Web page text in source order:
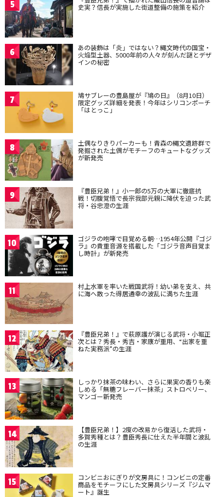
5 史実？信長が実施した街道整備の施策を紹介
6 あの装飾は「炎」ではない？縄文時代の国宝・
火焔型土器、5000年前の人々が刻んだ謎とデザ
インの秘密
7 鳩サブレーの豊島屋が『鳩の日』（8月10日）
限定グッズ詳細を発表！今年はシリコンポーチ
「はとっこ」
8 土偶なりきりパーカーも！青森の縄文遺跡群で
発掘された土偶がモチーフのキュートなグッズ
が新発売
9 『豊臣兄弟！』小一郎の5万の大軍に徹底抗
戦！切腹覚悟で長宗我部元親に降伏を迫った武
将・谷忠澄の生涯
10 ゴジラの咆哮で目覚める朝…1954年公開『ゴジ
ラ』の貴重音源を搭載した「ゴジラ音声目覚ま
し時計」が新発売
11 村上水軍を率いた戦国武将！幼い弟を支え、共
に海へ散った得居通幸の波乱に満ちた生涯
12 『豊臣兄弟！』で萩原護が演じる武将・小堀正
次とは？秀長・秀吉・家康が重用、“出家を重
ねた実務派”の生涯
13 しっかり抹茶の味わい、さらに果実の香りも楽
しめる「無糖フレーバー抹茶」ストロベリー、
マンゴー新発売
14 【豊臣兄弟！】2度の改易から復活した武将・
多賀秀種とは？豊臣秀長に仕えた半年間と波乱
の生涯
15 コンビニおにぎりが文房具に！コンビニの定番
商品をモチーフにした文房具シリーズ『ジムマ
ート』誕生